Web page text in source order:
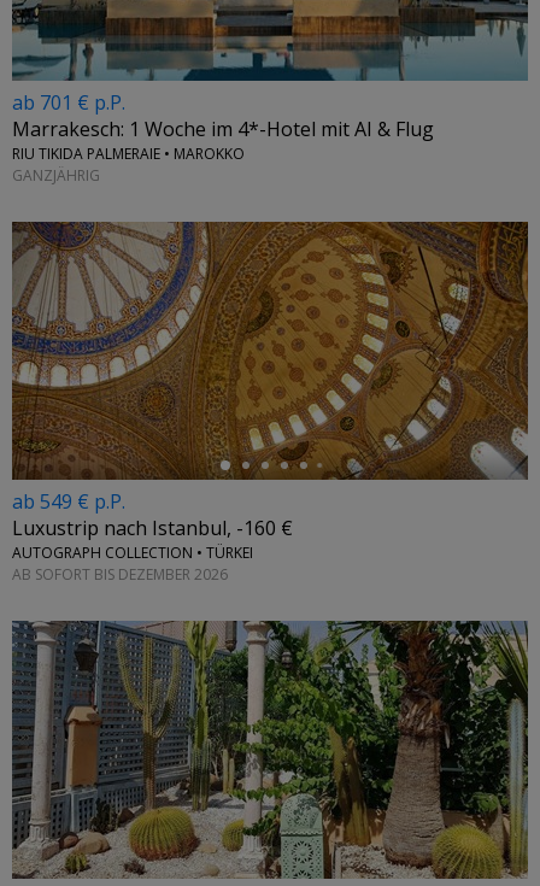
ab 701 € p.P.
Marrakesch: 1 Woche im 4*-Hotel mit AI & Flug
RIU TIKIDA PALMERAIE • MAROKKO
GANZJÄHRIG
←
ab 549 € p.P.
Luxustrip nach Istanbul, -160 €
AUTOGRAPH COLLECTION • TÜRKEI
AB SOFORT BIS DEZEMBER 2026